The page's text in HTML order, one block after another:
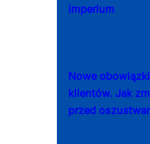
imperium
Nowe
klientów. Jak
przed